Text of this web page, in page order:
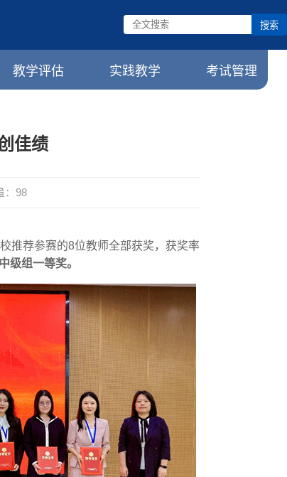
搜索
教学评估 实践教学 考试管理
佳绩
98
推荐参赛的8位教师全部获奖，获奖率
级组一等奖。